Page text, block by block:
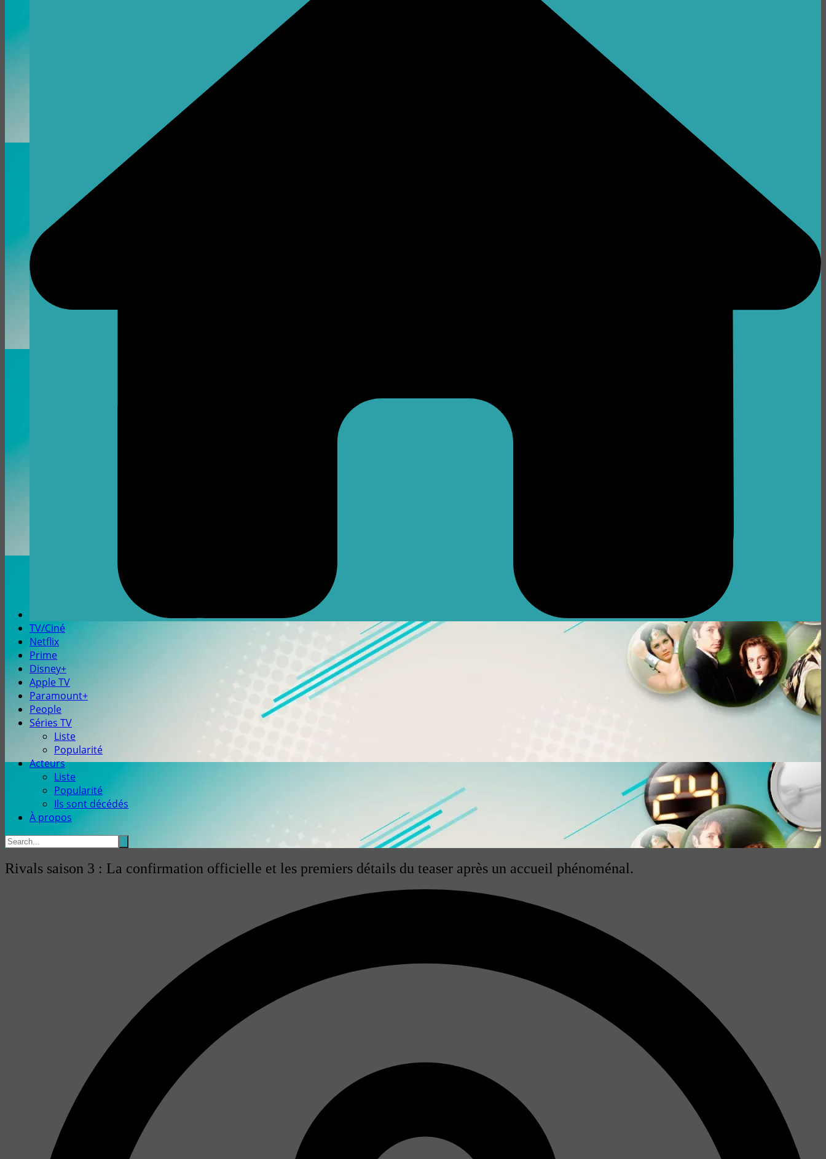
TV/Ciné
Netflix
Prime
Disney+
Apple TV
Paramount+
People
Séries TV
Liste
Popularité
Acteurs
Liste
Popularité
Ils sont décédés
À propos
Rivals saison 3 : La confirmation officielle et les premiers détails du teaser après un accueil phénoménal.